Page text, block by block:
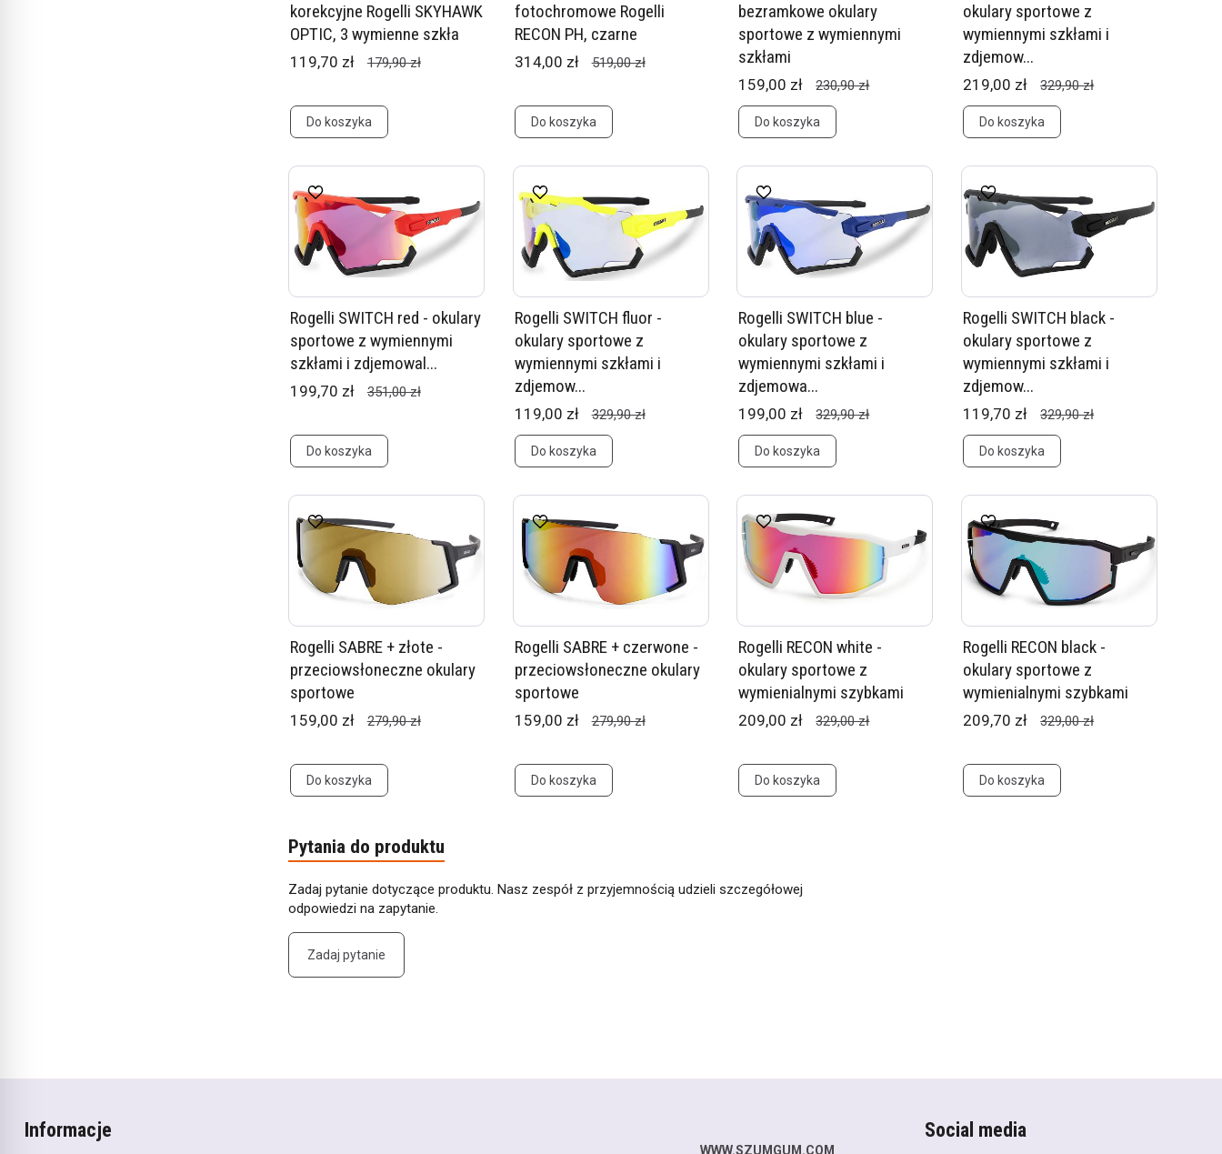
korekcyjne Rogelli SKYHAWK
OPTIC, 3 wymienne szkła
119,70 zł 179,90 zł
Do koszyka
fotochromowe Rogelli
RECON PH, czarne
314,00 zł 519,00 zł
Do koszyka
bezramkowe okulary
sportowe z wymiennymi
szkłami
159,00 zł 230,90 zł
Do koszyka
okulary sportowe z
wymiennymi szkłami i
zdjemow...
219,00 zł 329,90 zł
Do koszyka
Rogelli SWITCH red - okulary
sportowe z wymiennymi
szkłami i zdjemowal...
199,70 zł 351,00 zł
Do koszyka
Rogelli SWITCH fluor -
okulary sportowe z
wymiennymi szkłami i
zdjemow...
119,00 zł 329,90 zł
Do koszyka
Rogelli SWITCH blue -
okulary sportowe z
wymiennymi szkłami i
zdjemowa...
199,00 zł 329,90 zł
Do koszyka
Rogelli SWITCH black -
okulary sportowe z
wymiennymi szkłami i
zdjemow...
119,70 zł 329,90 zł
Do koszyka
Rogelli SABRE + złote -
przeciowsłoneczne okulary
sportowe
159,00 zł 279,90 zł
Do koszyka
Rogelli SABRE + czerwone -
przeciowsłoneczne okulary
sportowe
159,00 zł 279,90 zł
Do koszyka
Rogelli RECON white -
okulary sportowe z
wymienialnymi szybkami
209,00 zł 329,00 zł
Do koszyka
Rogelli RECON black -
okulary sportowe z
wymienialnymi szybkami
209,70 zł 329,00 zł
Do koszyka
Pytania do produktu
Zadaj pytanie dotyczące produktu. Nasz zespół z przyjemnością udzieli szczegółowej
odpowiedzi na zapytanie.
Zadaj pytanie
Informacje
WWW.SZUMGUM.COM
Social media